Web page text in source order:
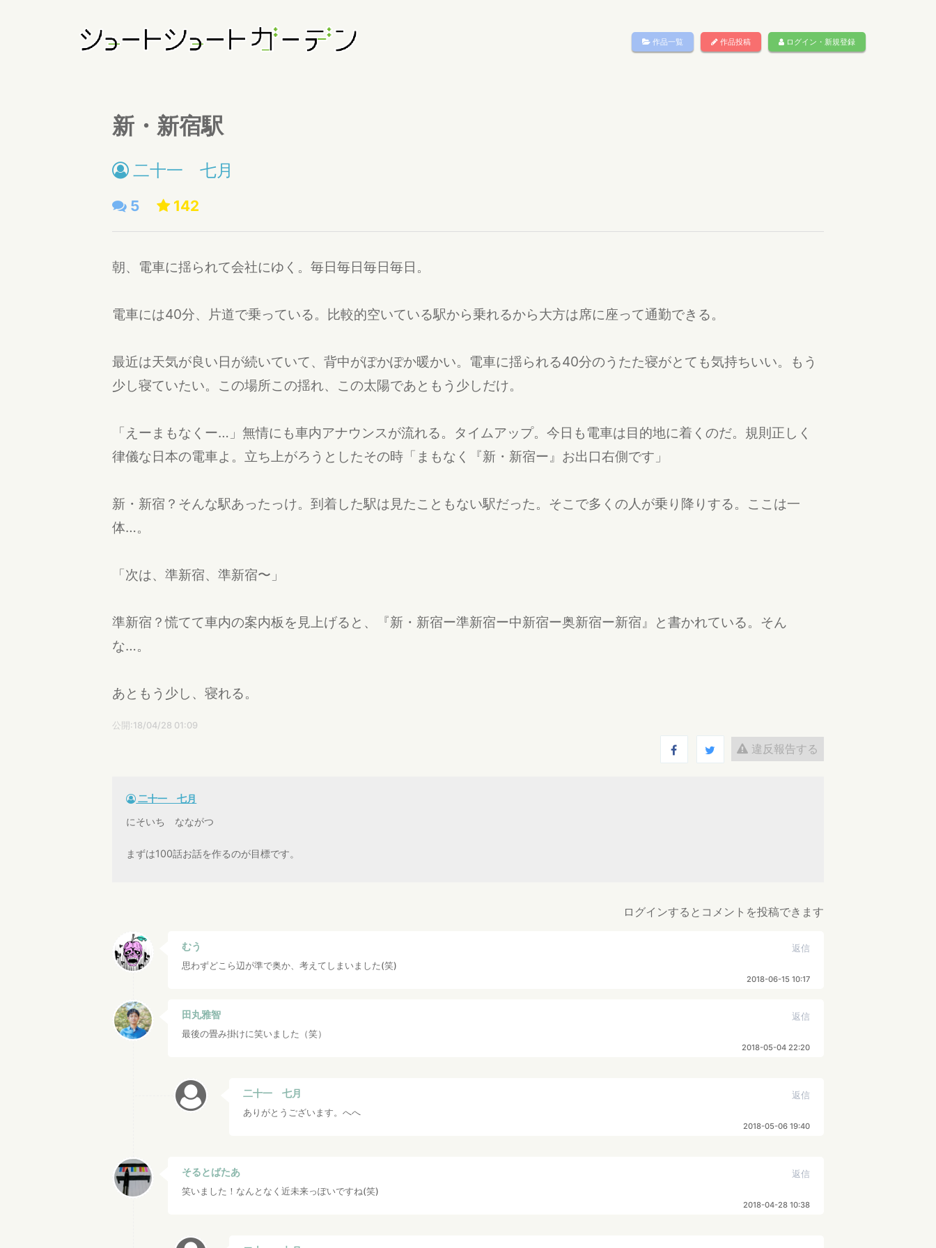
作品一覧 作品投稿 ログイン・新規登録
新・新宿駅
二十一 七月
5 142
朝、電車に揺られて会社にゆく。毎日毎日毎日毎日。
電車には40分、片道で乗っている。比較的空いている駅から乗れるから大方は席に座って通勤できる。
最近は天気が良い日が続いていて、背中がぽかぽか暖かい。電車に揺られる40分のうたた寝がとても気持ちいい。もう
少し寝ていたい。この場所この揺れ、この太陽であともう少しだけ。
「えーまもなくー…」無情にも車内アナウンスが流れる。タイムアップ。今日も電車は目的地に着くのだ。規則正しく
律儀な日本の電車よ。立ち上がろうとしたその時「まもなく『新・新宿ー』お出口右側です」
新・新宿？そんな駅あったっけ。到着した駅は見たこともない駅だった。そこで多くの人が乗り降りする。ここは一
体…。
「次は、準新宿、準新宿〜」
準新宿？慌てて車内の案内板を見上げると、『新・新宿ー準新宿ー中新宿ー奥新宿ー新宿』と書かれている。そん
な…。
あともう少し、寝れる。
公開:18/04/28 01:09
違反報告する
二十一 七月
にそいち なながつ
まずは100話お話を作るのが目標です。
ログインするとコメントを投稿できます
むう
返信
思わずどこら辺が準で奥か、考えてしまいました(笑)
2018-06-15 10:17
田丸雅智
返信
最後の畳み掛けに笑いました（笑）
2018-05-04 22:20
二十一 七月
返信
ありがとうございます。へへ
2018-05-06 19:40
そるとばたあ
返信
笑いました！なんとなく近未来っぽいですね(笑)
2018-04-28 10:38